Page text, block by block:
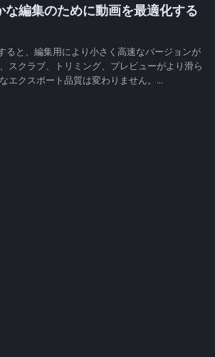
な編集のために動画を最適化する
ると、編集用により小さく高速なバージョンが
スクラブ、トリミング、プレビューがより滑ら
エクスポート品質は変わりません。...